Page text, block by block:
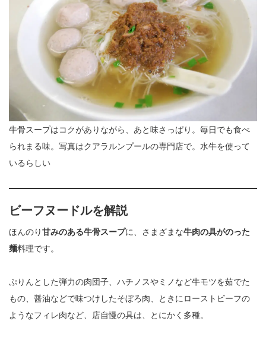
牛骨スープはコクがありながら、あと味さっぱり。毎日でも食べ
られまる味。写真はクアラルンプールの専門店で。水牛を使って
いるらしい
ビーフヌードルを解説
ほんのり甘みのある牛骨スープに、さまざまな牛肉の具がのった
麺料理です。
ぷりんとした弾力の肉団子、ハチノスやミノなど牛モツを茹でた
もの、醤油などで味つけしたそぼろ肉、ときにローストビーフの
ようなフィレ肉など、店自慢の具は、とにかく多種。